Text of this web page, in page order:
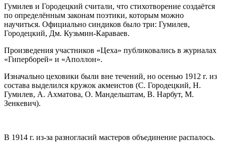
Гумилев и Городецкий считали, что стихотворение создаётся
по определённым законам поэтики, которым можно
научиться. Официально синдиков было три: Гумилев,
Городецкий, Дм. Кузьмин-Караваев.
Произведения участников «Цеха» публиковались в журналах
«Гиперборей» и «Аполлон».
Изначально цеховики были вне течений, но осенью 1912 г. из
состава выделился кружок акмеистов (С. Городецкий, Н.
Гумилев, А. Ахматова, О. Мандельштам, В. Нарбут, М.
Зенкевич).
В 1914 г. из-за разногласий мастеров объединение распалось.